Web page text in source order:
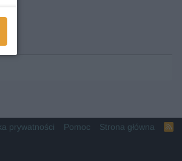
prywatności Pomoc Strona główna
R